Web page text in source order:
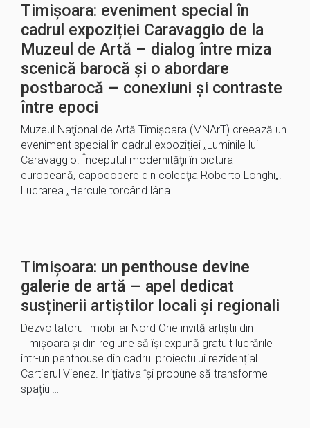
Timișoara: eveniment special în
cadrul expoziției Caravaggio de la
Muzeul de Artă – dialog între miza
scenică barocă şi o abordare
postbarocă – conexiuni şi contraste
între epoci
Muzeul Naţional de Artă Timişoara (MNArT) creează un
eveniment special în cadrul expoziţiei „Luminile lui
Caravaggio. Începutul modernităţii în pictura
europeană, capodopere din colecţia Roberto Longhi„.
Lucrarea „Hercule torcând lâna…
Timișoara: un penthouse devine
galerie de artă – apel dedicat
susținerii artiștilor locali și regionali
Dezvoltatorul imobiliar Nord One invită artiștii din
Timișoara și din regiune să își expună gratuit lucrările
într-un penthouse din cadrul proiectului rezidențial
Cartierul Vienez. Inițiativa își propune să transforme
spațiul…